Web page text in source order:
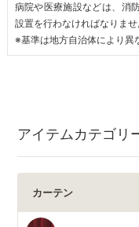
病院や医療施設などは、消
設置を行わなければなりませ
※基準は地方自治体により異
アイテムカテゴリ
カーテン